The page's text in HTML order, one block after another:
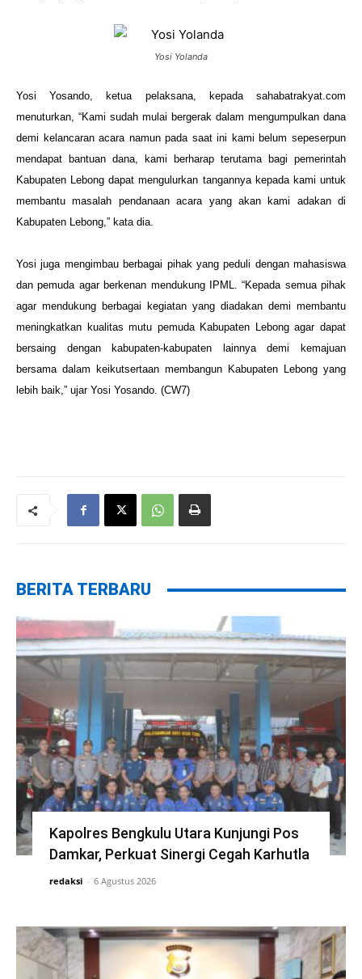
Yosi Yolanda
Yosi Yosando, ketua pelaksana, kepada sahabatrakyat.com
menuturkan, “Kami sudah mulai bergerak dalam mengumpulkan dana
demi kelancaran acara namun pada saat ini kami belum sepeserpun
mendapat bantuan dana, kami berharap terutama bagi pemerintah
Kabupaten Lebong dapat mengulurkan tangannya kepada kami untuk
membantu masalah pendanaan acara yang akan kami adakan di
Kabupaten Lebong,” kata dia.
Yosi juga mengimbau berbagai pihak yang peduli dengan mahasiswa
dan pemuda agar berkenan mendukung IPML. “Kepada semua pihak
agar mendukung berbagai kegiatan yang diadakan demi membantu
meningkatkan kualitas mutu pemuda Kabupaten Lebong agar dapat
bersaing dengan kabupaten-kabupaten lainnya demi kemajuan
bersama dalam keikutsertaan membangun Kabupaten Lebong yang
lebih baik,” ujar Yosi Yosando. (CW7)
BERITA TERBARU
Kapolres Bengkulu Utara Kunjungi Pos
Damkar, Perkuat Sinergi Cegah Karhutla
redaksi - 6 Agustus 2026